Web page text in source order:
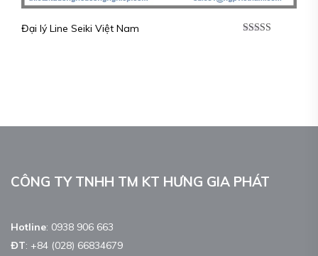
Đại lý Line Seiki Việt Nam
CÔNG TY TNHH TM KT HƯNG GIA PHÁT
Hotline: 0938 906 663
ĐT: +84 (028) 66834679